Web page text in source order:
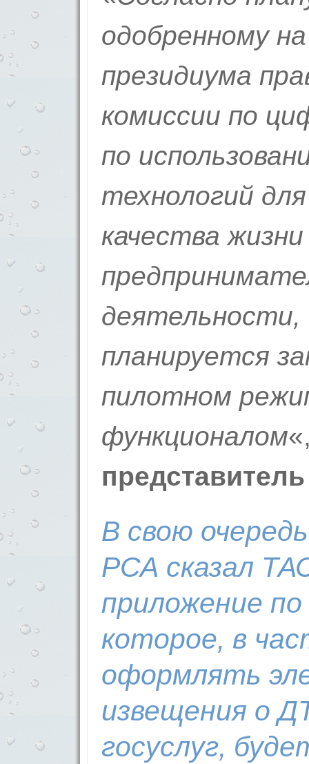
одобренному
президиума
комиссии по
по
технологий
качества
деятельности,
планируется
пилотном
функционалом
В свою
РСА сказал
приложение
которое, в
оформлять
извещения о
госуслуг,